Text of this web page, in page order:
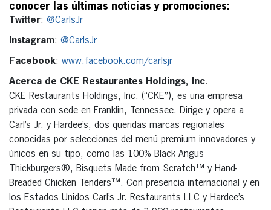
conocer las últimas noticias y promociones:
Twitter: @CarlsJr
Instagram: @CarlsJr
Facebook: www.facebook.com/carlsjr
Acerca de CKE Restaurantes Holdings, Inc.
CKE Restaurants Holdings, Inc. (“CKE”), es una empresa
privada con sede en Franklin, Tennessee. Dirige y opera a
Carl’s Jr. y Hardee’s, dos queridas marcas regionales
conocidas por selecciones del menú premium innovadores y
únicos en su tipo, como las 100% Black Angus
Thickburgers®, Bisquets Made from Scratch™ y Hand-
Breaded Chicken Tenders™. Con presencia internacional y en
los Estados Unidos Carl’s Jr. Restaurants LLC y Hardee’s